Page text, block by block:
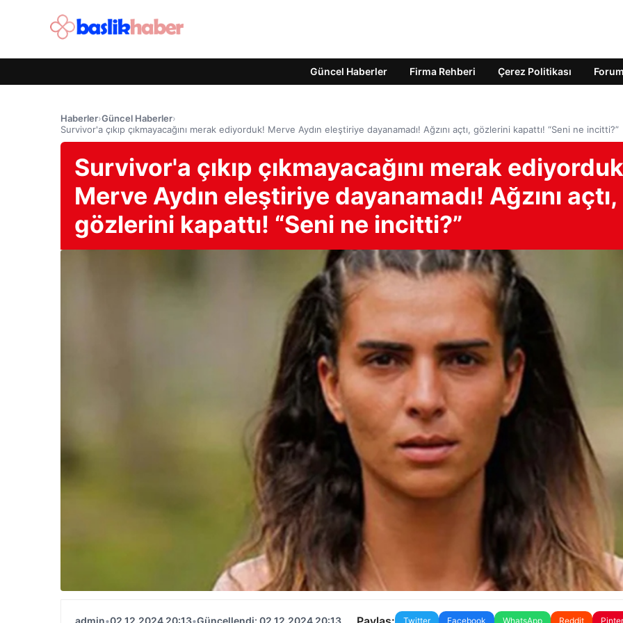
Güncel Haberler Firma Rehberi Çerez Politikası Forum
Haberler›Güncel Haberler›
Survivor'a çıkıp çıkmayacağını merak ediyorduk! Merve Aydın eleştiriye dayanamadı! Ağzını açtı, gözlerini kapattı! “Seni ne incitti?”
Survivor'a çıkıp çıkmayacağını merak
Merve Aydın eleştiriye dayanamadı! Ağzını açtı,
gözlerini kapattı! “Seni ne incitti?”
Twitter Facebook WhatsApp Reddit